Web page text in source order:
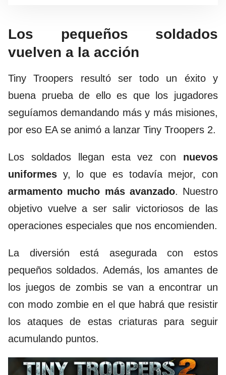
Los pequeños soldados
vuelven a la acción
Tiny Troopers resultó ser todo un éxito y
buena prueba de ello es que los jugadores
seguíamos demandando más y más misiones,
por eso EA se animó a lanzar Tiny Troopers 2.
Los soldados llegan esta vez con nuevos
uniformes y, lo que es todavía mejor, con
armamento mucho más avanzado. Nuestro
objetivo vuelve a ser salir victoriosos de las
operaciones especiales que nos encomienden.
La diversión está asegurada con estos
pequeños soldados. Además, los amantes de
los juegos de zombisse van a encontrar un
con modo zombie en el que habrá que resistir
los ataques de estas criaturas para seguir
acumulando puntos.